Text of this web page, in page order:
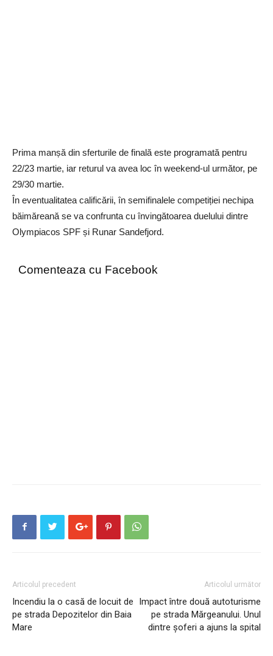
Prima manșă din sferturile de finală este programată pentru
22/23 martie, iar returul va avea loc în weekend-ul următor, pe
29/30 martie.
În eventualitatea calificării, în semifinalele competiției nechipa
băimăreană se va confrunta cu învingătoarea duelului dintre
Olympiacos SPF și Runar Sandefjord.
Comenteaza cu Facebook
Articolul precedent
Incendiu la o casă de locuit de
pe strada Depozitelor din Baia
Mare
Articolul următor
Impact între două autoturisme
pe strada Mărgeanului. Unul
dintre șoferi a ajuns la spital